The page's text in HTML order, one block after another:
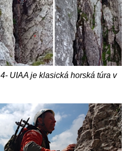
4- UIAA je klasická horská túra v